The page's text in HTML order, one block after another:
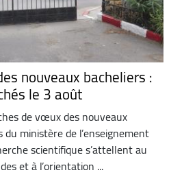
nouveaux bacheliers :
le 3 août
de vœux des nouveaux
ministère de l’enseignement
scientifique s’attellent au
et à l’orientation ...